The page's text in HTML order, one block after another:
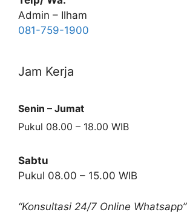
Admin – Ilham
081-759-1900
Jam Kerja
Senin – Jumat
Pukul 08.00 – 18.00 WIB
Sabtu
Pukul 08.00 – 15.00 WIB
“Konsultasi 24/7 Online Whatsapp”